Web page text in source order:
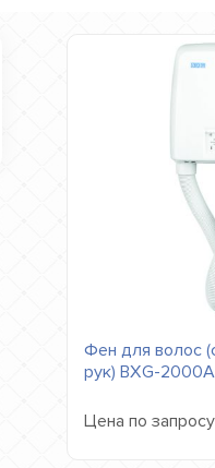
Фен для волос
рук) BXG-2000A
Цена по запросу